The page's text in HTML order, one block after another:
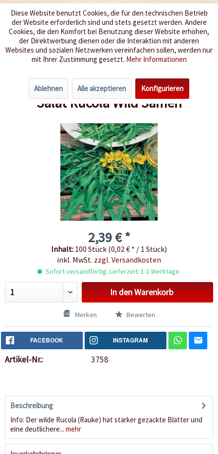
Wir würzen Ihr Leben
Menü
Übersicht Salat
Salat Rucola Wild Samen
2,39 € *
Inhalt: 100 Stück (0,02 € * / 1 Stück)
inkl. MwSt. zzgl. Versandkosten
Sofort versandfertig. Lieferzeit: 1-2 Werktage.
In denWarenkorb
Merken Bewerten
FACEBOOK INSTAGRAM
Artikel-Nr.: 3758
Beschreibung
Info: Der wilde Rucola (Rauke) hat stärker gezackte Blätter und
eine deutlichere... mehr
Diese Website benutzt Cookies, die für den technischen Betrieb
der Website erforderlich sind und stets gesetzt werden. Andere
Cookies, die den Komfort bei Benutzung dieser Website erhöhen,
der Direktwerbung dienen oder die Interaktion mit anderen
Websites und sozialen Netzwerken vereinfachen sollen, werden nur
mit Ihrer Zustimmung gesetzt. Mehr Informationen
Ablehnen Alle akzeptieren Konfigurieren